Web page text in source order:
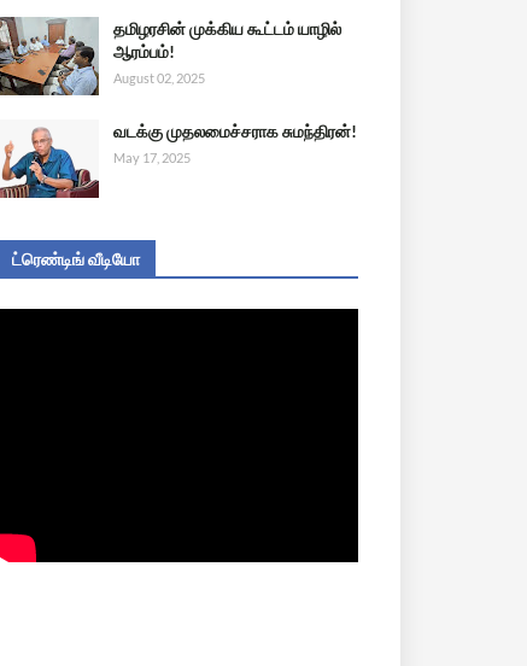
தமிழரசின் முக்கிய கூட்டம் யாழில்
ஆரம்பம்!
August 02, 2025
வடக்கு முதலமைச்சராக சுமந்திரன்!
May 17, 2025
ட்ரெண்டிங் வீடியோ